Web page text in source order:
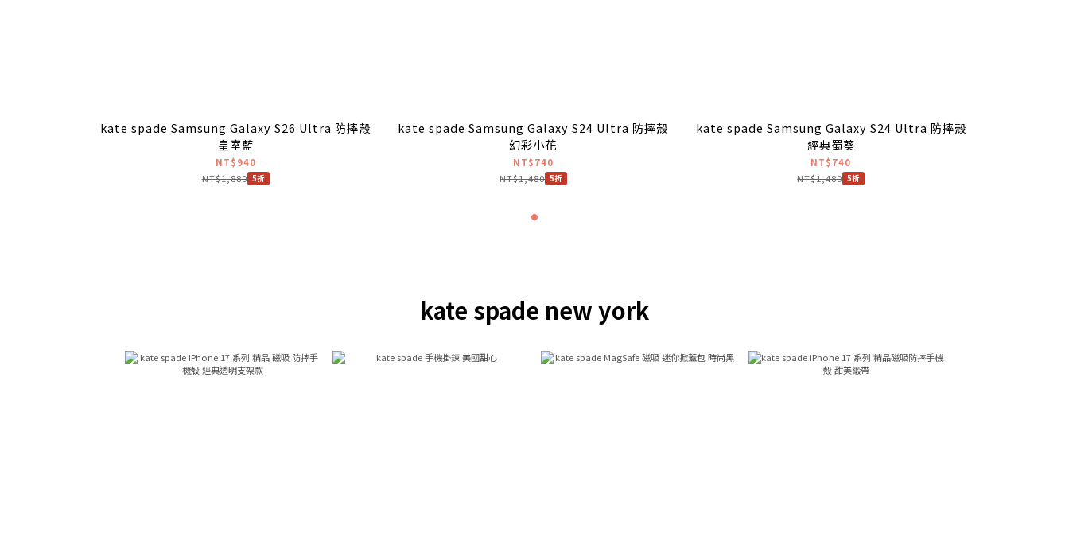
kate spade Samsung Galaxy S26 Ultra 防摔殼
皇室藍
NT$940
NT$1,880 5折
kate spade Samsung Galaxy S24 Ultra 防摔殼
幻彩小花
NT$740
NT$1,480 5折
kate spade Samsung Galaxy S24 Ultra 防摔殼
經典蜀葵
NT$740
NT$1,480 5折
kate spade new york